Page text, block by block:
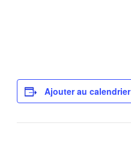
Ajouter au calendrier